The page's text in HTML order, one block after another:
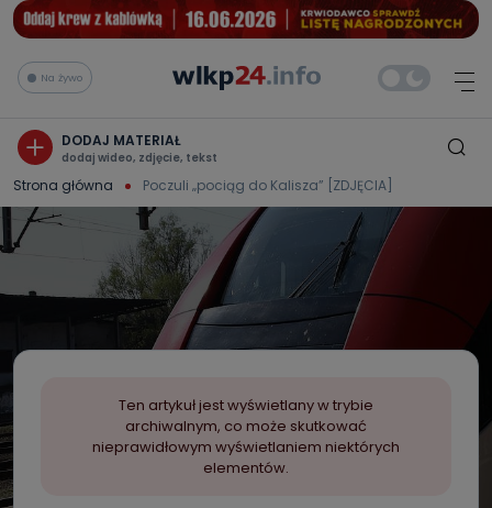
Na żywo
DODAJ MATERIAŁ
dodaj wideo, zdjęcie, tekst
Strona główna Poczuli „pociąg do Kalisza” [ZDJĘCIA]
Ten artykuł jest wyświetlany w trybie
archiwalnym, co może skutkować
nieprawidłowym wyświetlaniem niektórych
elementów.